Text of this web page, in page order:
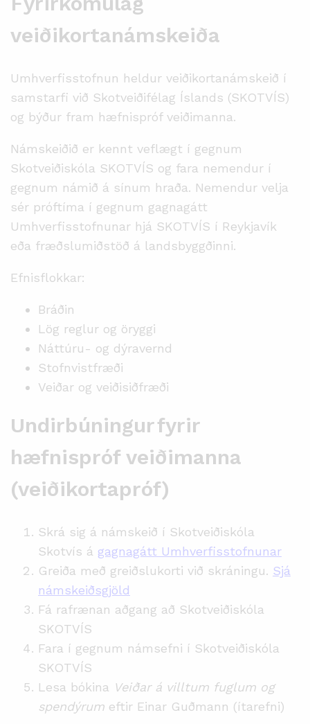
veiðikortanámskeiða
Umhverfisstofnun heldur veiðikortanámskeið í
samstarfi við Skotveiðifélag Íslands (SKOTVÍS)
og býður fram hæfnispróf veiðimanna.
Námskeiðið er kennt veflægt í gegnum
Skotveiðiskóla SKOTVÍS og fara nemendur í
gegnum námið á sínum hraða. Nemendur velja
sér próftíma í gegnum gagnagátt
Umhverfisstofnunar hjá SKOTVÍS í Reykjavík
eða fræðslumiðstöð á landsbyggðinni.
Efnisflokkar:
Bráðin
Lög reglur og öryggi
Náttúru- og dýravernd
Stofnvistfræði
Veiðar og veiðisiðfræði
Undirbúningur fyrir
hæfnispróf veiðimanna
(veiðikortapróf)
Skrá sig á námskeið í Skotveiðiskóla
Skotvís á gagnagátt Umhverfisstofnunar
Greiða með greiðslukorti við skráningu. Sjá
námskeiðsgjöld
Fá rafrænan aðgang að Skotveiðiskóla
SKOTVÍS
Fara í gegnum námsefni í Skotveiðiskóla
SKOTVÍS
Lesa bókina Veiðar á villtum fuglum og
spendýrum eftir Einar Guðmann (ítarefni)